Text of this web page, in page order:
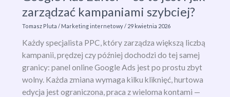
kroku
zarządzać kampaniami szybciej?
Tomasz Pluta/ Marketing internetowy/ 29 kwietnia 2026
Każdy specjalista PPC, który zarządza większą liczbą
kampanii, prędzej czy później dochodzi do tej samej
granicy: panel online Google Ads jest po prostu zbyt
wolny. Każda zmiana wymaga kilku kliknięć, hurtowa
edycja jest ograniczona, praca z wieloma kontami —